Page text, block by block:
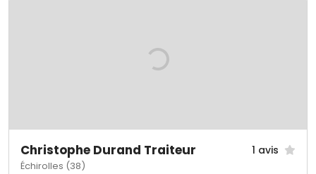
Christophe Durand Traiteur 1 avis
Échirolles (38)